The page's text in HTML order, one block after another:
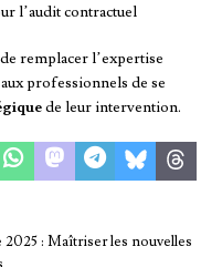
l’audit contractuel
remplacer l’expertise
professionnels de se
de leur intervention.
: Maîtriser les nouvelles